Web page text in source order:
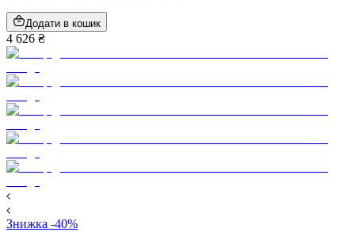
Додати в кошик
4 626 ₴
Знижка -40%